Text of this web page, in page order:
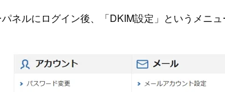
ネルにログイン後、「DKIM設定」というメニュ